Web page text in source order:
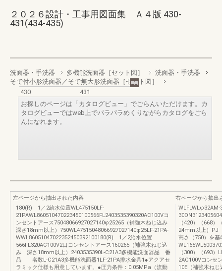
２０２６設計・工事用図面集 Ａ４版 430-
431(434-435)
洗面器・手洗器 多機能洗面器［セット図］
洗面器・手洗器
そで付小形洗面器／そで無大形洗面器［セット図］
430
431
お探しのページは「カタログビュー」でごらんいただけます。カ
タログビューではweb上でパラパラめくりながらカタログをごら
んになれます。
左ページから抽出された内容
180(R) 1／2給水位置WL475150LF-
21PAWL860510470223450100566FL2403535390320AC100Vコ
ンセントアース75048066927027140φ25265（補強木ねじ込み
深さ18mm以上）750WL47515048066927027140φ25LF-21PA-
WWL86051047022352450392100180(R) 1／2給水位置
566FL320AC100V2口コンセントアース160265（補強木ねじ込
み 深さ18mm以上）2403535390L-C21A3多機能洗面器品 番
品 名数L-C21A3多機能洗面器1LF-21PA排水金具1●アクアセ
ラミック仕様も用意しています。●圧力条件：0.05MPa（流動
右ページから抽出
WLFLWLφ32AM-
（420）（668
24mm以上）PJ
高さ（750）を基
（300）（693
2AC100Vコンセ
10E（補強木ね